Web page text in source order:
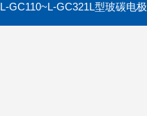
L-GC110~L-GC321L型玻碳电极